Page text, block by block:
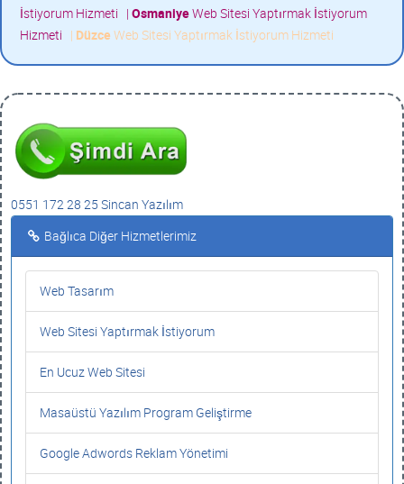
İstiyorum Hizmeti | OsmaniyeWeb Sitesi Yaptırmak İstiyorum
Hizmeti | Düzce Web Sitesi Yaptırmak İstiyorum Hizmeti
0551 172 28 25 Sincan Yazılım
Bağlıca Diğer Hizmetlerimiz
Web Tasarım
Web Sitesi Yaptırmak İstiyorum
En Ucuz Web Sitesi
Masaüstü Yazılım Program Geliştirme
Google Adwords Reklam Yönetimi